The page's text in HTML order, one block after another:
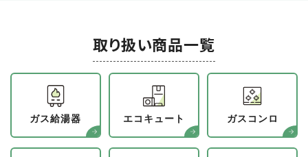
取り扱い商品一覧
ガス給湯器 エコキュート ガスコンロ